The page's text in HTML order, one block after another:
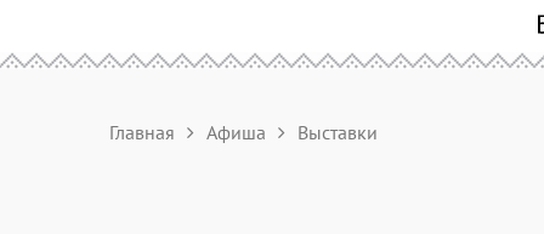
Главная Афиша Выставки